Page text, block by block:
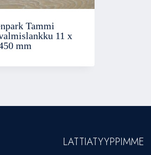
Tammi
11 x
mm
LATTIATYYPPIMME